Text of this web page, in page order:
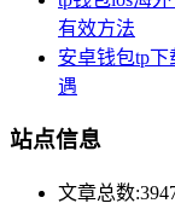
有效方法
安卓钱包tp
遇
站点信息
文章总数